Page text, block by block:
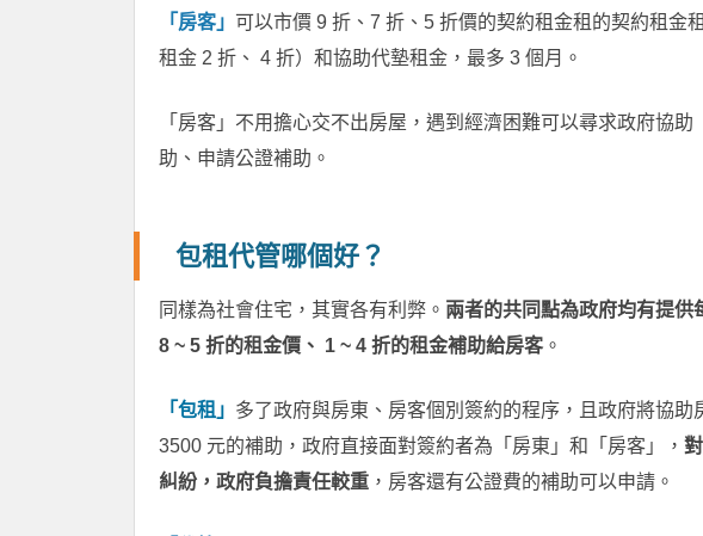
「房客」 可以市價 9 折、7 折、5 折價的契約租金租的契約租金
租金 2 折、 4 折）和協助代墊租金，最多 3 個月。
「房客」不用擔心交不出房屋，遇到經濟困難可以尋求政府協
助、申請公證補助。
包租代管哪個好？
同樣為社會住宅，其實各有利弊。 兩者的共同點為政府均有提供
8 ~ 5 折的租金價、 1 ~ 4 折的租金補助給房客 。
「包租」 多了政府與房東、房客個別簽約的程序，且政府將協
3500 元的補助，政府直接面對簽約者為「房東」和「房客」，
糾紛，政府負擔責任較重 ，房客還有公證費的補助可以申請。